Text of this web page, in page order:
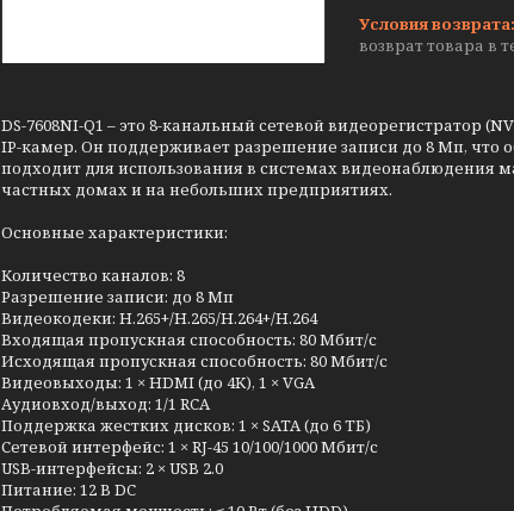
возврат товара в
DS-7608NI-Q1 – это 8-канальный сетевой видеорегистратор
IP-камер. Он поддерживает разрешение записи до 8 Мп, что
подходит для использования в системах видеонаблюдения
частных домах и на небольших предприятиях.
Основные характеристики:
Количество каналов: 8
Разрешение записи: до 8 Мп
Видеокодеки: H.265+/H.265/H.264+/H.264
Входящая пропускная способность: 80 Мбит/с
Исходящая пропускная способность: 80 Мбит/с
Видеовыходы: 1 × HDMI (до 4K), 1 × VGA
Аудиовход/выход: 1/1 RCA
Поддержка жестких дисков: 1 × SATA (до 6 ТБ)
Сетевой интерфейс: 1 × RJ-45 10/100/1000 Мбит/с
USB-интерфейсы: 2 × USB 2.0
Питание: 12 В DC